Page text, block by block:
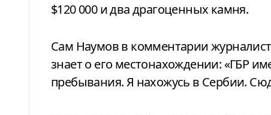
$120 000 и два драгоценных камня.
Сам Наумов в комментарии
знает о его местонахождении: «ГБР
пребывания. Я нахожусь в Сербии.